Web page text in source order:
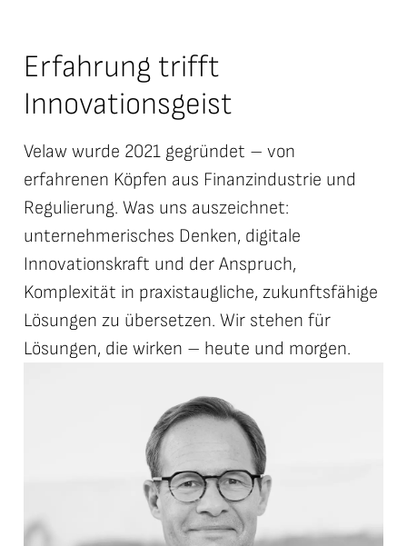
Erfahrung trifft
Innovationsgeist
Velaw wurde 2021 gegründet – von
erfahrenen Köpfen aus Finanzindustrie und
Regulierung. Was uns auszeichnet:
unternehmerisches Denken, digitale
Innovationskraft und der Anspruch,
Komplexität in praxistaugliche, zukunftsfähige
Lösungen zu übersetzen. Wir stehen für
Lösungen, die wirken – heute und morgen.